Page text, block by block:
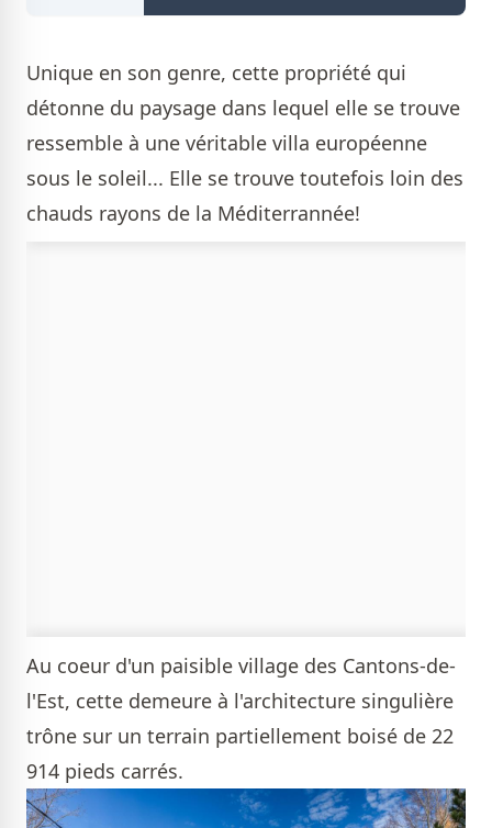
Unique en son genre, cette propriété qui
détonne du paysage dans lequel elle se trouve
ressemble à une véritable villa européenne
sous le soleil... Elle se trouve toutefois loin des
chauds rayons de la Méditerrannée!
Au coeur d'un paisible village des Cantons-de-
l'Est, cette demeure à l'architecture singulière
trône sur un terrain partiellement boisé de 22
914 pieds carrés.